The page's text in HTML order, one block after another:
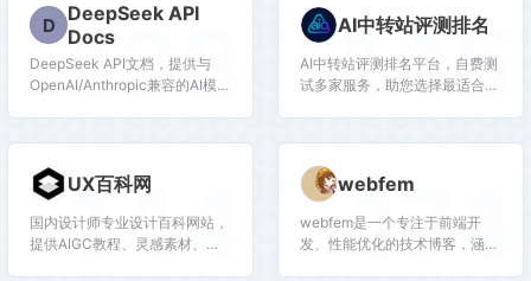
D
DeepSeek API
Docs
DeepSeek API文档，提供与
OpenAI/Anthropic兼容的AI模型
138 AI中转站评测排名
AI中转站评测排名平台，自费测
试多家服务，助您选择最适合的
145
UX百科网
国内设计师专业设计百科网站，
提供AIGC教程、灵感素材、
144 webfem
webfem是一个专注于前端开
发、性能优化的技术博客，涵盖
174